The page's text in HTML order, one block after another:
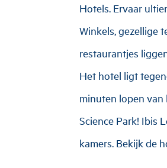
Hotels. Ervaar
Winkels, gezellige
restaurantjes
Het hotel ligt
minuten lopen
Science Park! Ibis
kamers. Bekijk de